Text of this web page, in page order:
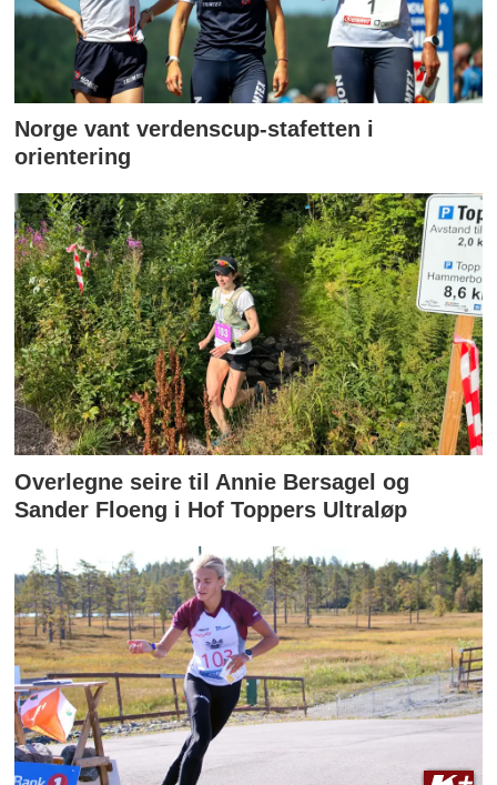
Norge vant verdenscup-stafetten i
orientering
Overlegne seire til Annie Bersagel og
Sander Floeng i Hof Toppers Ultraløp